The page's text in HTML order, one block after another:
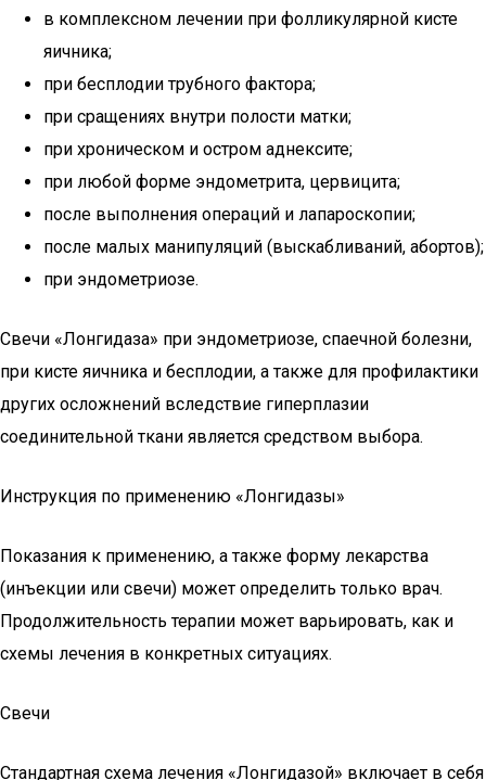
в комплексном лечении при фолликулярной кисте
яичника;
при бесплодии трубного фактора;
при сращениях внутри полости матки;
при хроническом и остром аднексите;
при любой форме эндометрита, цервицита;
после выполнения операций и лапароскопии;
после малых манипуляций (выскабливаний, абортов);
при эндометриозе.
Свечи «Лонгидаза» при эндометриозе, спаечной болезни,
при кисте яичника и бесплодии, а также для профилактики
других осложнений вследствие гиперплазии
соединительной ткани является средством выбора.
Инструкция по применению «Лонгидазы»
Показания к применению, а также форму лекарства
(инъекции или свечи) может определить только врач.
Продолжительность терапии может варьировать, как и
схемы лечения в конкретных ситуациях.
Свечи
Стандартная схема лечения «Лонгидазой» включает в себя